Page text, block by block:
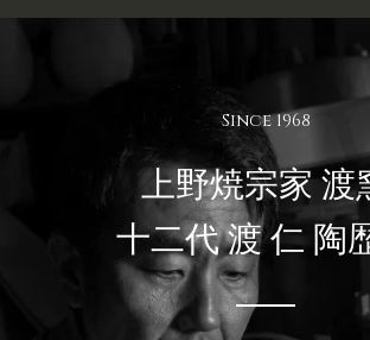
Since 1968
上野焼宗家 渡
十二代 渡 仁 陶